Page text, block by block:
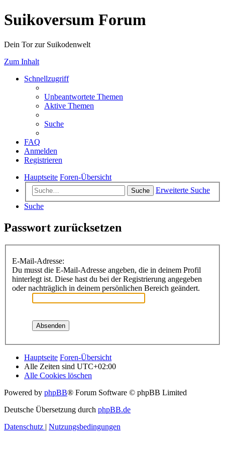
Suikoversum Forum
Dein Tor zur Suikodenwelt
Zum Inhalt
Schnellzugriff
Unbeantwortete Themen
Aktive Themen
Suche
FAQ
Anmelden
Registrieren
Hauptseite Foren-Übersicht
Suche
Erweiterte Suche
Suche
Passwort zurücksetzen
E-Mail-Adresse:
Du musst die E-Mail-Adresse angeben, die in deinem Profil
hinterlegt ist. Diese hast du bei der Registrierung angegeben
oder nachträglich in deinem persönlichen Bereich geändert.
Hauptseite Foren-Übersicht
Alle Zeiten sind UTC+02:00
Alle Cookies löschen
Powered by phpBB® Forum Software © phpBB Limited
Deutsche Übersetzung durch phpBB.de
Datenschutz | Nutzungsbedingungen